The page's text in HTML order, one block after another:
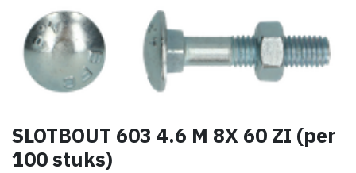
SLOTBOUT 603 4.6 M 8X 60 ZI (per
100 stuks)